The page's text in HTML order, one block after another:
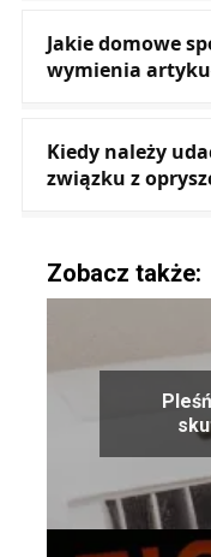
Jakie domowe
wymienia
Kiedy należy
związku z
Zobacz także: